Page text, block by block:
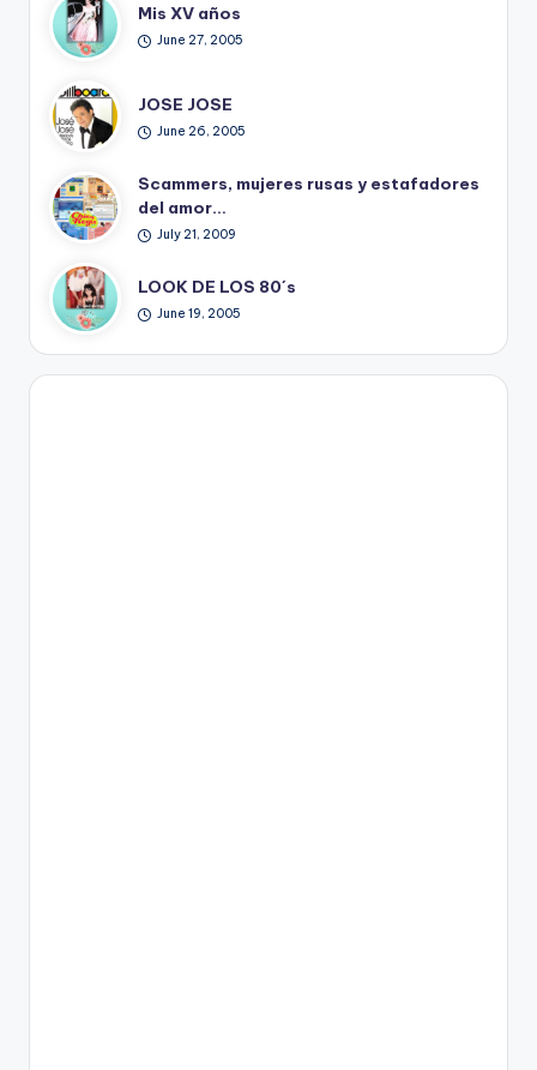
Mis XV años
June 27, 2005
JOSE JOSE
June 26, 2005
Scammers, mujeres rusas y estafadores
del amor…
July 21, 2009
LOOK DE LOS 80´s
June 19, 2005